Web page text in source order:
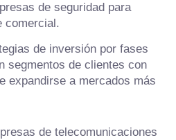
de seguridad para
comercial.
de inversión por fases
segmentos de clientes con
expandirse a mercados más
de telecomunicaciones